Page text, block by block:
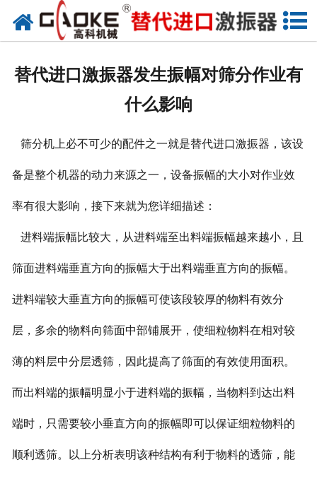
首页
替代进口激振器发生振幅对筛分作业有
什么影响
筛分机上必不可少的配件之一就是替代进口激振器，该设
备是整个机器的动力来源之一，设备振幅的大小对作业效
率有很大影响，接下来就为您详细描述：
进料端振幅比较大，从进料端至出料端振幅越来越小，且
筛面进料端垂直方向的振幅大于出料端垂直方向的振幅。
进料端较大垂直方向的振幅可使该段较厚的物料有效分
层，多余的物料向筛面中部铺展开，使细粒物料在相对较
薄的料层中分层透筛，因此提高了筛面的有效使用面积。
而出料端的振幅明显小于进料端的振幅，当物料到达出料
端时，只需要较小垂直方向的振幅即可以保证细粒物料的
顺利透筛。以上分析表明该种结构有利于物料的透筛，能